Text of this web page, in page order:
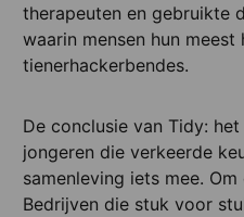
therapeuten en gebruikte
waarin mensen hun
tienerhackerbendes.
De conclusie van Tidy:
jongeren die verkeerde
samenleving iets mee.
Bedrijven die stuk voor